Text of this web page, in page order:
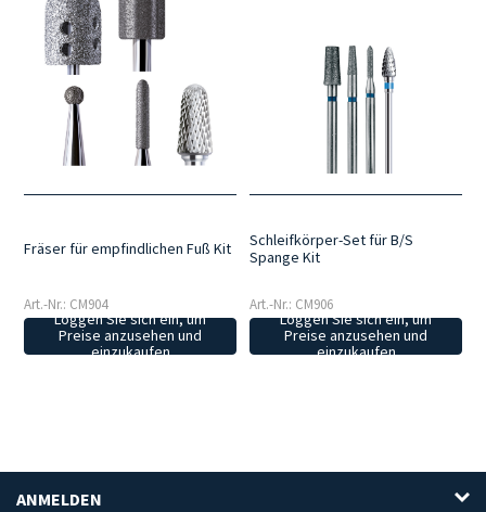
Fräser für empfindlichen Fuß Kit
Art.-Nr.: CM904
Loggen Sie sich ein, um
Preise anzusehen und
einzukaufen
Schleifkörper-Set für B/S
Spange Kit
Art.-Nr.: CM906
Loggen Sie sich ein, um
Preise anzusehen und
einzukaufen
ANMELDEN